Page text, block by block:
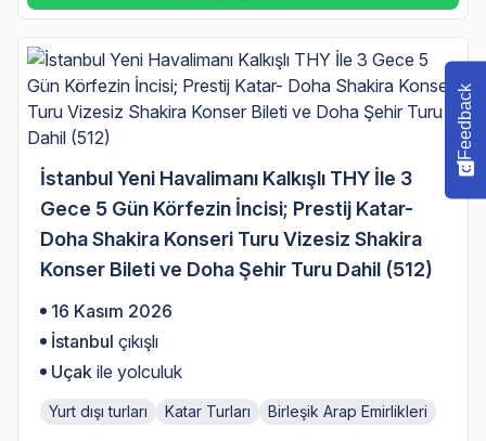
İstanbul Yeni Havalimanı Kalkışlı THY İle 3
Gece 5 Gün Körfezin İncisi; Prestij Katar-
Doha Shakira Konseri Turu Vizesiz Shakira
Konser Bileti ve Doha Şehir Turu Dahil (512)
16 Kasım 2026
İstanbul çıkışlı
Uçak ile yolculuk
Yurt dışı turları Katar Turları Birleşik Arap Emirlikleri
Feedback